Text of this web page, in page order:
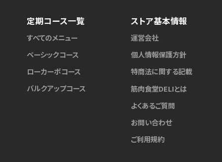
定期コース一覧
すべてのメニュー
ベーシックコース
ローカーボコース
バルクアップコース
ストア基本情報
運営会社
個人情報保護方針
特商法に関する記載
筋肉食堂DELIとは
よくあるご質問
お問い合わせ
ご利用規約